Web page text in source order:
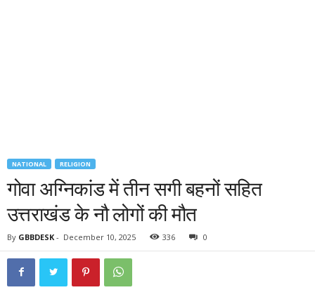
NATIONAL RELIGION
गोवा अग्निकांड में तीन सगी बहनों सहित
उत्तराखंड के नौ लोगों की मौत
By GBBDESK - December 10, 2025 336 0